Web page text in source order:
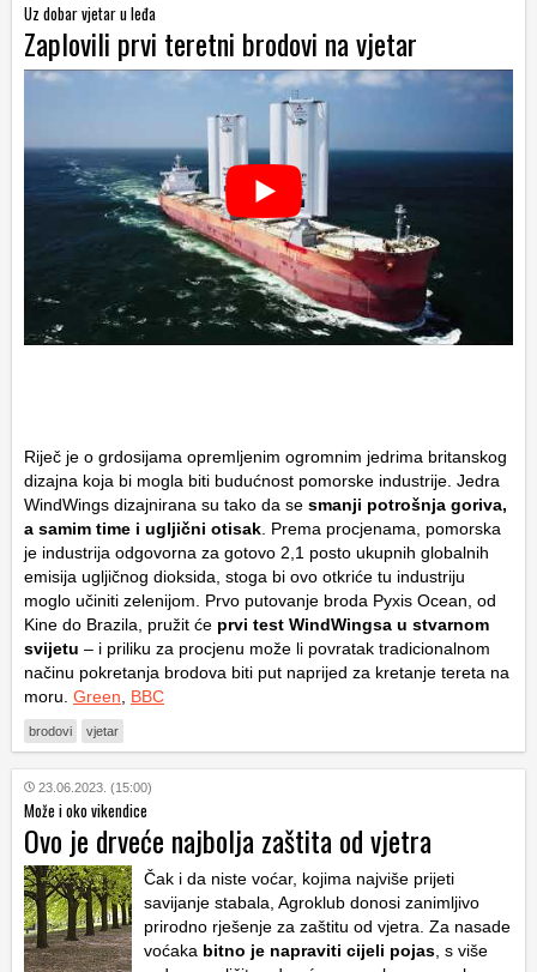
Uz dobar vjetar u leđa
Zaplovili prvi teretni brodovi na vjetar
Riječ je o grdosijama opremljenim ogromnim jedrima britanskog
dizajna koja bi mogla biti budućnost pomorske industrije. Jedra
WindWings dizajnirana su tako da se smanji potrošnja goriva,
a samim time i ugljični otisak . Prema procjenama, pomorska
je industrija odgovorna za gotovo 2,1 posto ukupnih globalnih
emisija ugljičnog dioksida, stoga bi ovo otkriće tu industriju
moglo učiniti zelenijom. Prvo putovanje broda Pyxis Ocean, od
Kine do Brazila, pružit će prvi test WindWingsa u stvarnom
svijetu – i priliku za procjenu može li povratak tradicionalnom
načinu pokretanja brodova biti put naprijed za kretanje tereta na
moru. Green BBC
brodovi vjetar
23.06.2023. (15:00)
Može i oko vikendice
Ovo je drveće najbolja zaštita od vjetra
Čak i da niste voćar, kojima najviše prijeti
savijanje stabala, Agroklub donosi zanimljivo
prirodno rješenje za zaštitu od vjetra. Za nasade
voćaka bitno je napraviti cijeli pojas , s više